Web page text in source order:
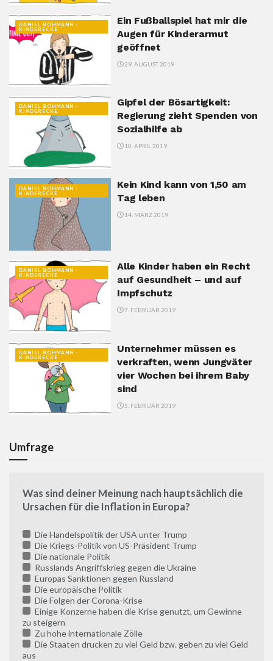
DANIEL BOHMANN -
KINDERECKE
Ein Fußballspiel hat mir die
Augen für Kinderarmut
geöffnet
29. AUGUST 2019
DANIEL BOHMANN -
KINDERECKE
Gipfel der Bösartigkeit:
Regierung zieht Spenden von
Sozialhilfe ab
10. APRIL 2019
DANIEL BOHMANN -
KINDERECKE
Kein Kind kann von 1,50 am
Tag leben
14. MÄRZ 2019
DANIEL BOHMANN -
KINDERECKE
Alle Kinder haben ein Recht
auf Gesundheit – und auf
Impfschutz
7. FEBRUAR 2019
DANIEL BOHMANN -
KINDERECKE
Unternehmer müssen es
verkraften, wenn Jungväter
vier Wochen bei ihrem Baby
sind
5. FEBRUAR 2019
Umfrage
Was sind deiner Meinung nach hauptsächlich die
Ursachen für die Inflation in Europa?
Die Handelspolitik der USA unter Trump
Die Kriegs-Politik von US-Präsident Trump
Die nationale Politik
Russlands Angriffskrieg gegen die Ukraine
Europas Sanktionen gegen Russland
Die europäische Politik
Die Folgen der Corona-Krise
Einige Konzerne haben die Krise genutzt, um Gewinne
zu steigern
Zu hohe internationale Zölle
Die Staaten drucken zu viel Geld bzw. geben zu viel Geld
aus